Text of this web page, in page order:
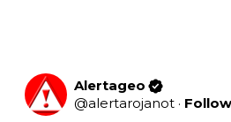
Alertageo
@alertarojanot · Follow